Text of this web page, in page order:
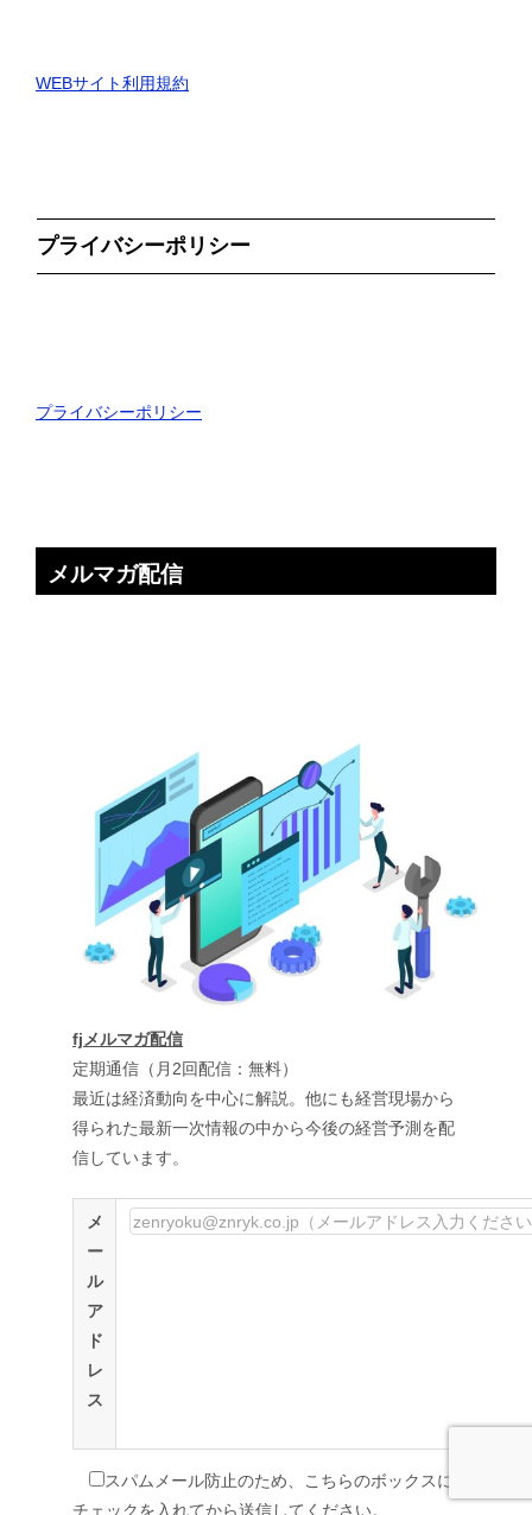
WEBサイト利用規約
プライバシーポリシー
プライバシーポリシー
メルマガ配信
fjメルマガ配信
定期通信（月2回配信：無料）
最近は経済動向を中心に解説。他にも経営現場から
得られた最新一次情報の中から今後の経営予測を配
信しています。
メ
ー
ル
ア
ド
レ
ス
スパムメール防止のため、こちらのボックスに
チェックを入れてから送信してください。